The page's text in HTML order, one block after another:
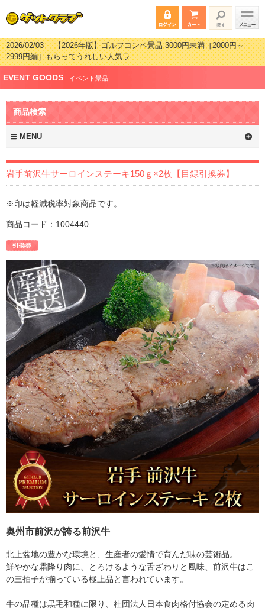
2026/02/03【2026年版】ゴルフコンペ景品 3000円未満［2000円～
2999円編］もらってうれしい人気ラ…
2026/07/15【2026年版】ビンゴゲーム景品おすすめ金額別人気ランキ
ング 更新しました！
2026/04/03【2026年版】ゴルフコンペ景品 3000円未満［2000円～
2999円編］もらってうれしい人気ラ…
2026/02/16
新しました！
EVENT GOODS イベント景品
商品検索
MENU
岩手前沢牛サーロインステーキ150ｇ×2枚【目録引換券】
※印は軽減税率対象商品です。
商品コード：1004440
奥州市前沢が誇る前沢牛
北上盆地の豊かな環境と、生産者の愛情で育んだ味の芸術品。
鮮やかな霜降り肉に、とろけるような舌ざわりと風味、前沢牛はこ
の三拍子が揃っている極上品と言われています。
牛の品種は黒毛和種に限り、社団法人日本食肉格付協会の定める肉